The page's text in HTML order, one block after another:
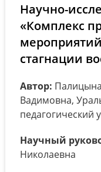
Научно-
«Комплекс
стагнации
Автор:
Вадимовна,
педагогический
Научный
Николаевна